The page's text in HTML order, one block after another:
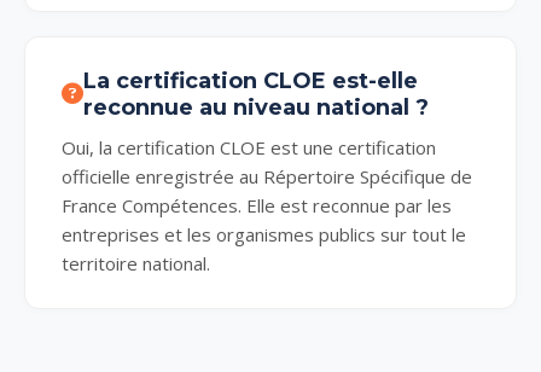
La certification CLOE est-elle
reconnue au niveau national ?
Oui, la certification CLOE est une certification
officielle enregistrée au Répertoire Spécifique de
France Compétences. Elle est reconnue par les
entreprises et les organismes publics sur tout le
territoire national.